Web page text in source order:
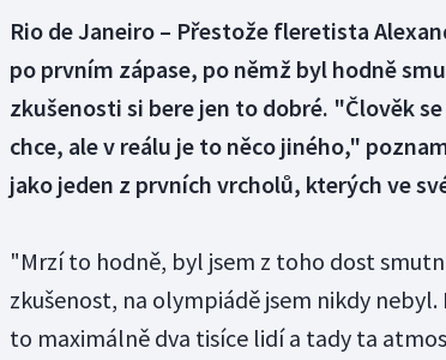
Rio de Janeiro – Přestože fleretista
po prvním zápase, po němž byl hodně
zkušenosti si bere jen to dobré. "Člověk
chce, ale v reálu je to něco jiného,"
jako jeden z prvních vrcholů, kterých ve
"Mrzí to hodně, byl jsem z toho dost
zkušenost, na olympiádě jsem nikdy
to maximálně dva tisíce lidí a tady ta